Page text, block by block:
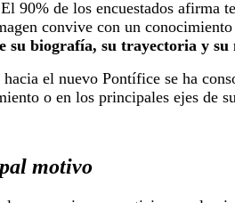
90% de los encuestados afirma
convive con un
su biografía, su trayectoria y su
el nuevo Pontífice se ha
o en los principales ejes de
motivo